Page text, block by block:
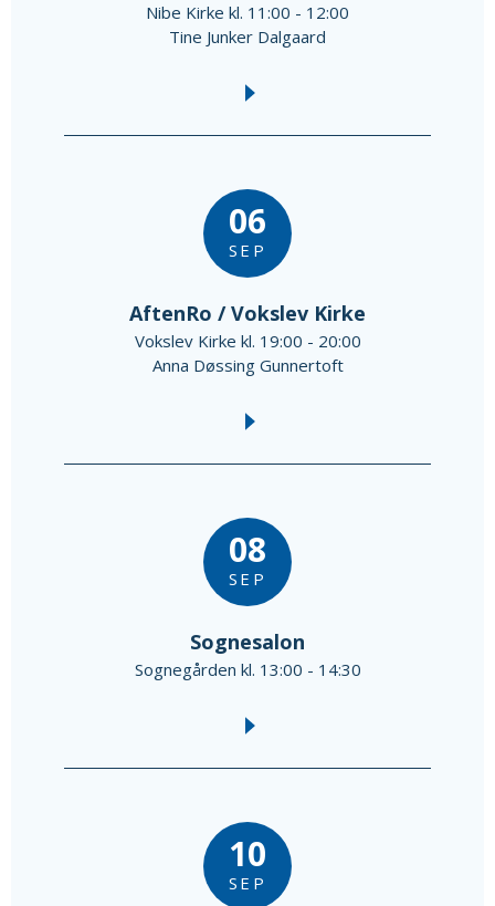
Nibe Kirke kl. 11:00 - 12:00
Tine Junker Dalgaard
06
SEP
AftenRo / Vokslev Kirke
Vokslev Kirke kl. 19:00 - 20:00
Anna Døssing Gunnertoft
08
SEP
Sognesalon
Sognegården kl. 13:00 - 14:30
10
SEP